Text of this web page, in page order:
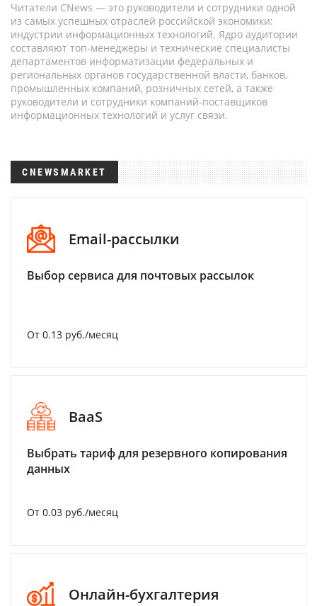
Читатели CNews — это руководители и сотрудники одной
из самых успешных отраслей российской экономики:
индустрии информационных технологий. Ядро аудитории
составляют топ-менеджеры и технические специалисты
департаментов информатизации федеральных и
региональных органов государственной власти, банков,
промышленных компаний, розничных сетей, а также
руководители и сотрудники компаний-поставщиков
информационных технологий и услуг связи.
CNEWSMARKET
Email-рассылки
Выбор сервиса для почтовых рассылок
От 0.13 руб./месяц
BaaS
Выбрать тариф для резервного копирования
данных
От 0.03 руб./месяц
Онлайн-бухгалтерия